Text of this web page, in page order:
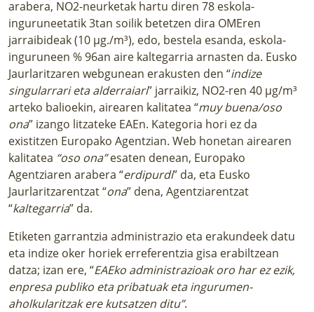
arabera, NO2-neurketak hartu diren 78 eskola-
inguruneetatik 3tan soilik betetzen dira OMEren
jarraibideak (10 µg./m³), edo, bestela esanda, eskola-
inguruneen % 96an aire kaltegarria arnasten da. Eusko
Jaurlaritzaren webgunean erakusten den “indize
singularrari eta alderraiari” jarraikiz, NO2-ren 40 µg/m³
arteko balioekin, airearen kalitatea “muy buena/oso
ona” izango litzateke EAEn. Kategoria hori ez da
existitzen Europako Agentzian. Web honetan airearen
kalitatea “oso ona”esaten denean, Europako
Agentziaren arabera “erdipurdi” da, eta Eusko
Jaurlaritzarentzat “ona” dena, Agentziarentzat
“kaltegarria” da.
Etiketen garrantzia administrazio eta erakundeek datu
eta indize oker horiek erreferentzia gisa erabiltzean
datza; izan ere, “EAEko administrazioak oro har ez ezik,
enpresa publiko eta pribatuak eta ingurumen-
aholkularitzak ere kutsatzen ditu”.